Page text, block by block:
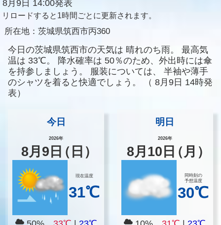
8月9日 14:00発表
リロードすると1時間ごとに更新されます。
所在地： 茨城県筑西市丙360
今日の茨城県筑西市の天気は 晴れのち雨。
最高気
温は 33℃。 降水確率は 50％のため、外出時には傘
を持参しましょう。
服装については、
半袖や薄手
のシャツを着ると快適でしょう。
（ 8月9日 14時発
表）
今日
2026年
8月 9 日（日）
現在温度
31℃
明日
2026年
8月 10 日（月）
同時刻の
予想温度
30℃